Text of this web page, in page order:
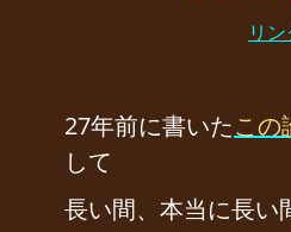
リ
27年前に書いたこの
して
長い間、本当に長い